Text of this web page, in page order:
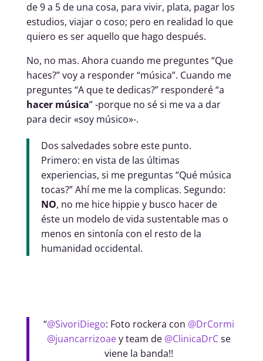
de 9 a 5 de una cosa, para vivir, plata, pagar los
estudios, viajar o coso; pero en realidad lo que
quiero es ser aquello que hago después.
No, no mas. Ahora cuando me preguntes “Que
haces?” voy a responder “música”. Cuando me
preguntes “A que te dedicas?” responderé “a
hacer música” -porque no sé si me va a dar
para decir «soy músico»-.
Dos salvedades sobre este punto.
Primero: en vista de las últimas
experiencias, si me preguntas “Qué música
tocas?” Ahí me me la complicas. Segundo:
NO, no me hice hippie y busco hacer de
éste un modelo de vida sustentable mas o
menos en sintonía con el resto de la
humanidad occidental.
“@SivoriDiego: Foto rockera con @DrCormi
@juancarrizoaey team de @ClinicaDrCse
viene la banda!!